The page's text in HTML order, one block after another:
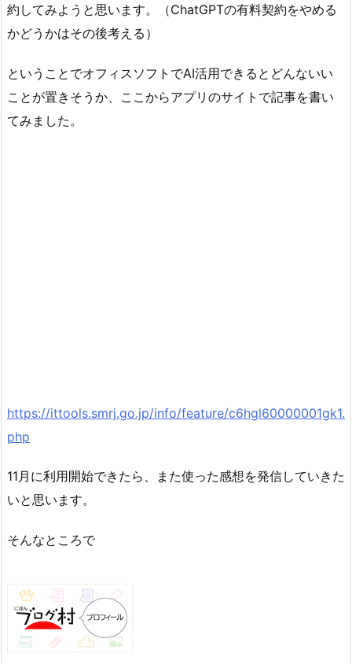
約してみようと思います。（ChatGPTの有料契約をやめる
かどうかはその後考える）
ということでオフィスソフトでAI活用できるとどんないい
ことが置きそうか、ここからアプリのサイトで記事を書い
てみました。
https://ittools.smrj.go.jp/info/feature/c6hgl60000001gk1.
php
11月に利用開始できたら、また使った感想を発信していきた
いと思います。
そんなところで